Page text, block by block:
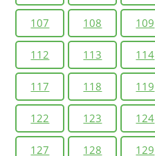
107 108 109
112 113 114
117 118 119
122 123 124
127 128 129